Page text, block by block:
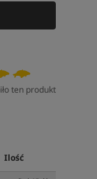
ten produkt
Ilość